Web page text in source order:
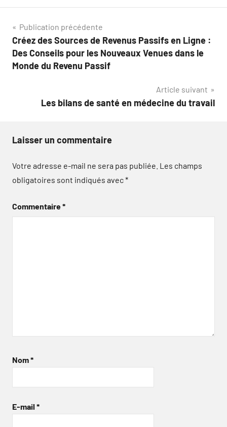
Navigation
de
l’article
Publication précédente
Créez des Sources de Revenus Passifs en Ligne :
Des Conseils pour les Nouveaux Venues dans le
Monde du Revenu Passif
Article suivant
Les bilans de santé en médecine du travail
Laisser un commentaire
Votre adresse e-mail ne sera pas publiée. Les champs
obligatoires sont indiqués avec*
Commentaire*
Nom*
E-mail *